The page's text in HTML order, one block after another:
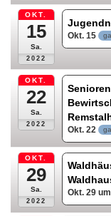
OKT.
15
Sa.
2022
Okt. 15
OKT.
22
Sa.
2022
Okt. 22
OKT.
29
Sa.
2022
Okt. 29